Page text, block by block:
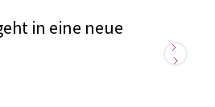
in eine neue